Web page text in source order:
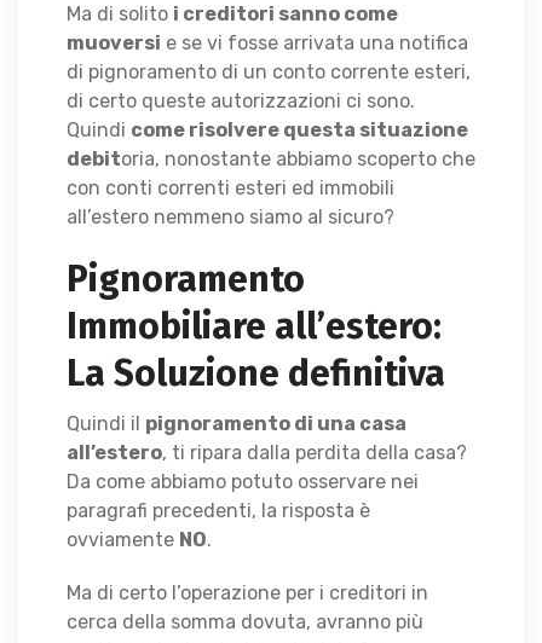
Ma di solito i creditori sanno come
muoversi e se vi fosse arrivata una notifica
di pignoramento di un conto corrente esteri,
di certo queste autorizzazioni ci sono.
Quindi come risolvere questa situazione
debitoria, nonostante abbiamo scoperto che
con conti correnti esteri ed immobili
all’estero nemmeno siamo al sicuro?
Pignoramento
Immobiliare all’estero:
La Soluzione definitiva
Quindi il pignoramento di una casa
all’estero, ti ripara dalla perdita della casa?
Da come abbiamo potuto osservare nei
paragrafi precedenti, la risposta è
ovviamente NO.
Ma di certo l’operazione per i creditori in
cerca della somma dovuta, avranno più